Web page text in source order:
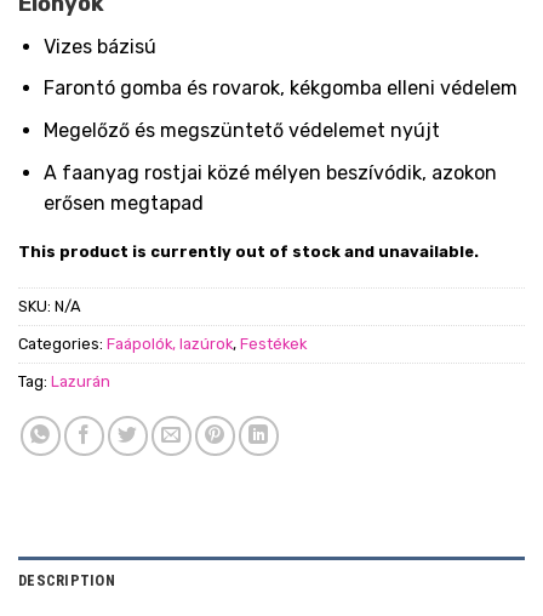
Vizes bázisú
Farontó gomba és rovarok, kékgomba elleni védelem
Megelőző és megszüntető védelemet nyújt
A faanyag rostjai közé mélyen beszívódik, azokon
erősen megtapad
This product is currently out of stock and unavailable.
SKU: N/A
Categories: Faápolók, lazúrok, Festékek
Tag: Lazurán
DESCRIPTION